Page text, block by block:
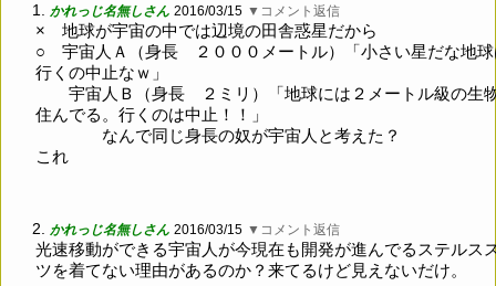
1. かれっじ名無しさん 2016/03/15 ▼コメント返信
× 地球が宇宙の中では辺境の田舎惑星だから
○ 宇宙人Ａ（身長 ２０００メートル）「小さい星だな地球
行くの中止なｗ」
宇宙人Ｂ（身長 ２ミリ）「地球には２メートル級の生
住んでる。行くのは中止！！」
なんで同じ身長の奴が宇宙人と考えた？
これ
2. かれっじ名無しさん 2016/03/15 ▼コメント返信
光速移動ができる宇宙人が今現在も開発が進んでるステルス
ツを着てない理由があるのか？来てるけど見えないだけ。